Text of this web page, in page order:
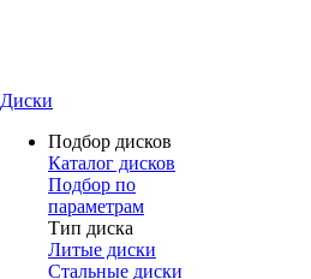
Диски
Подбор дисков
Каталог дисков
Подбор по
параметрам
Тип диска
Литые диски
Стальные диски